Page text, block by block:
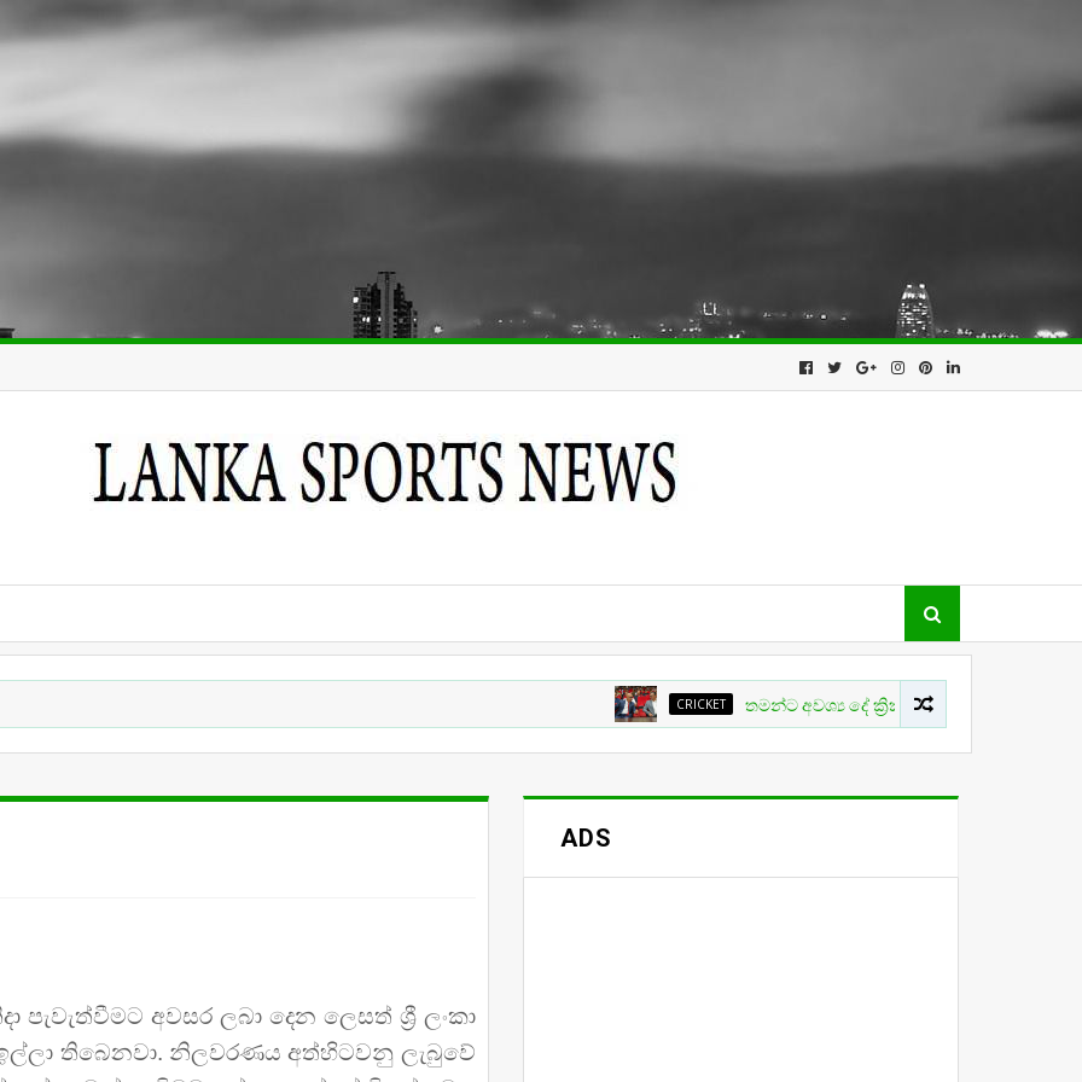
CRICKET තමන්ට අවශ්‍ය දේ ක්‍රිකට් වල සිදු නොවීම ගැන ක්‍රීඩා
පැවැත්වීමට අවසර ලබා දෙන ලෙසත් ශ්‍රී ලංකා
ඉල්ලා තිබෙනවා. නිලවරණය අත්හිටවනු ලැබුවේ
ADS